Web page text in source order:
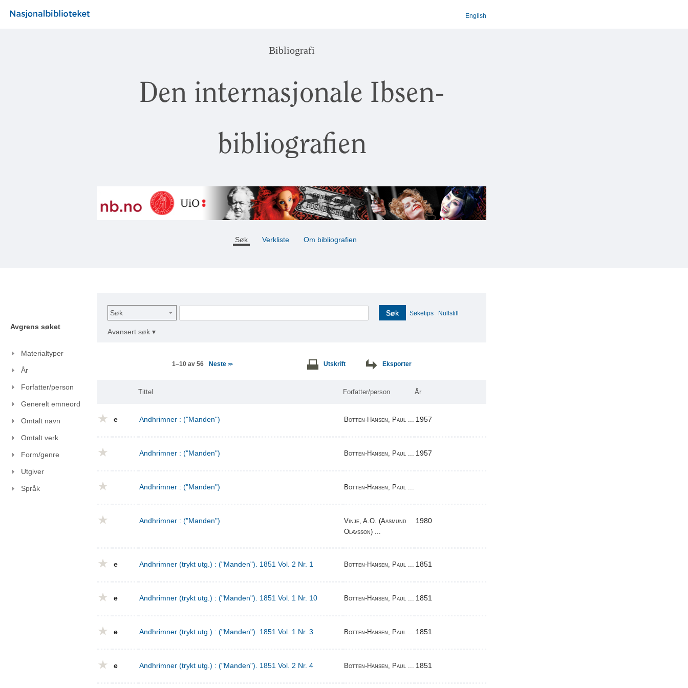
English
Bibliografi
Den internasjonale Ibsen-
bibliografien
Søk Verkliste Om bibliografien
Avgrens søket
Materialtyper
År
Forfatter/person
Generelt emneord
Omtalt navn
Omtalt verk
Form/genre
Utgiver
Språk
Søk Søk Søketips Nullstill
Avansert søk ▾
1–10 av 56 Neste>> Utskrift Eksporter
Tittel Forfatter/person År
e Andhrimner : ("Manden") Botten-Hansen, Paul ... 1957
Andhrimner : ("Manden") Botten-Hansen, Paul ... 1957
Andhrimner : ("Manden") Botten-Hansen, Paul ...
Andhrimner : ("Manden")
Vinje, A.O. (Aasmund
Olavsson) ...
1980
e Andhrimner (trykt utg.) : ("Manden"). 1851 Vol. 2 Nr. 1 Botten-Hansen, Paul ... 1851
e Andhrimner (trykt utg.) : ("Manden"). 1851 Vol. 1 Nr. 10 Botten-Hansen, Paul ... 1851
e Andhrimner (trykt utg.) : ("Manden"). 1851 Vol. 1 Nr. 3 Botten-Hansen, Paul ... 1851
e Andhrimner (trykt utg.) : ("Manden"). 1851 Vol. 2 Nr. 4 Botten-Hansen, Paul ... 1851